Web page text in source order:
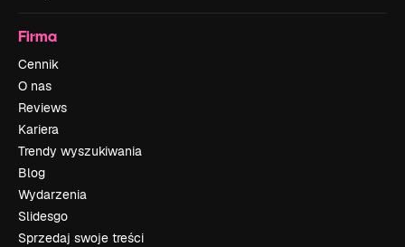
Firma
Cennik
O nas
Reviews
Kariera
Trendy wyszukiwania
Blog
Wydarzenia
Slidesgo
Sprzedaj swoje treści